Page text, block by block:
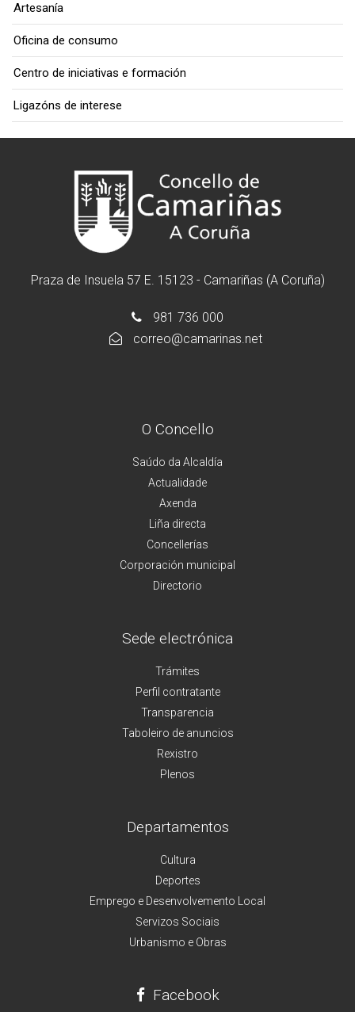
Artesanía
Oficina de consumo
Centro de iniciativas e formación
Ligazóns de interese
Praza de Insuela 57 E. 15123 - Camariñas (A Coruña)
981 736 000
correo@camarinas.net
O Concello
Saúdo da Alcaldía
Actualidade
Axenda
Liña directa
Concellerías
Corporación municipal
Directorio
Sede electrónica
Trámites
Perfil contratante
Transparencia
Taboleiro de anuncios
Rexistro
Plenos
Departamentos
Cultura
Deportes
Emprego e Desenvolvemento Local
Servizos Sociais
Urbanismo e Obras
Facebook